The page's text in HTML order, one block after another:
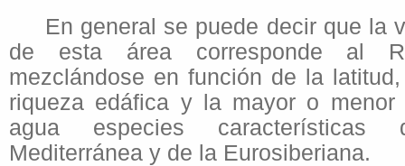
En general se puede decir que la
de esta área corresponde al
mezclándose en función de la
riqueza edáfica y la mayor o menor
agua especies
Mediterránea y de la Eurosiberiana.